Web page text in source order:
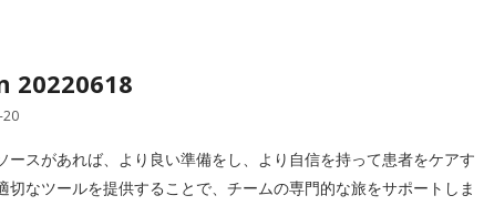
20220618
20
スがあれば、より良い準備をし、より自信を持って患者をケアす
なツールを提供することで、チームの専門的な旅をサポートしま